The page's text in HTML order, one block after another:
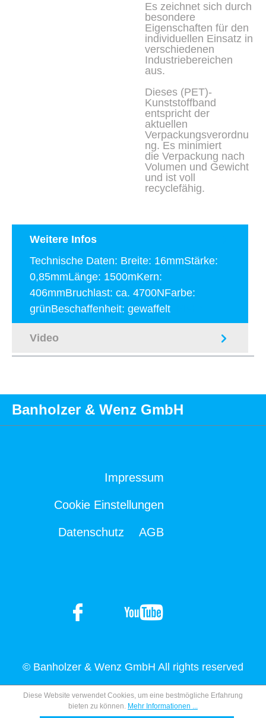
Es zeichnet sich durch
besondere
Eigenschaften für den
individuellen Einsatz in
verschiedenen
Industriebereichen
aus.
Dieses (PET)-
Kunststoffband
entspricht der
aktuellen
Verpackungsverordnu
ng. Es minimiert
die Verpackung nach
Volumen und Gewicht
und ist voll
recyclefähig.
Weitere Infos
Technische Daten: Breite: 16mmStärke:
0,85mmLänge: 1500mKern:
406mmBruchlast: ca. 4700NFarbe:
grünBeschaffenheit: gewaffelt
Video
Banholzer & Wenz GmbH
Impressum
Cookie Einstellungen
Datenschutz AGB
© Banholzer & Wenz GmbH All rights reserved
Diese Website verwendet Cookies, um eine bestmögliche Erfahrung
bieten zu können. Mehr Informationen ...